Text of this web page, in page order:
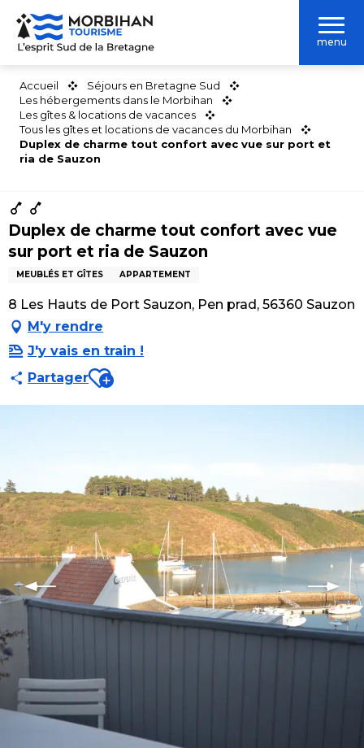
Aller
contenu
menu
Accueil
Séjours en Bretagne Sud
Les hébergements dans le Morbihan
Les gîtes & locations de vacances
Tous les gîtes et locations de vacances du Morbihan
Duplex de charme tout confort avec vue sur port et
ria de Sauzon
Duplex de charme tout confort avec vue
sur port et ria de Sauzon
MEUBLÉS ET GÎTES APPARTEMENT
8 Les Hauts de Port Sauzon, Pen prad, 56360 Sauzon
M'y rendre
J'y vais en train !
PartagerAjouter aux favoris